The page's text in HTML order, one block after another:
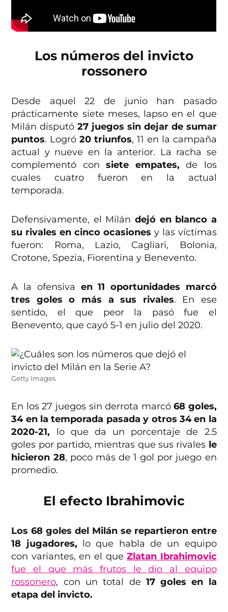
Los números del invicto
rossonero
Desde aquel 22 de junio han pasado
prácticamente siete meses, lapso en el que
Milán disputó27 juegos sin dejar de sumar
puntos. Logró20 triunfos, 11 en la campaña
actual y nueve en la anterior. La racha se
complementó con siete empates, de los
cuales cuatro fueron en la actual
temporada.
Defensivamente, el Milán dejó en blanco a
su rivales en cinco ocasiones y las víctimas
fueron: Roma, Lazio, Cagliari, Bolonia,
Crotone, Spezia, Fiorentina y Benevento.
A la ofensiva en 11 oportunidades marcó
tres goles o más a sus rivales. En ese
sentido, el que peor la pasó fue el
Benevento, que cayó 5-1 en julio del 2020.
Getty Images
En los 27 juegos sin derrota marcó68 goles,
34 en la temporada pasada y otros 34 en la
2020-21, lo que da un porcentaje de 2.5
goles por partido, mientras que sus rivales le
hicieron 28, poco más de 1 gol por juego en
promedio.
El efecto Ibrahimovic
Los 68 goles del Milán se repartieron entre
18 jugadores, lo que habla de un equipo
con variantes, en el queZlatan Ibrahimovic
fue el que más frutos le dio al equipo
rossonero, con un total de 17 goles en la
etapa del invicto.